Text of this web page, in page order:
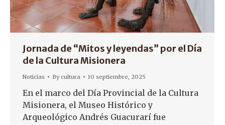
Jornada de “Mitos y leyendas” por el Día
de la Cultura Misionera
Noticias Bycultura 10 septiembre, 2025
En el marco del Día Provincial de la Cultura
Misionera, el Museo Histórico y
Arqueológico Andrés Guacurarí fue